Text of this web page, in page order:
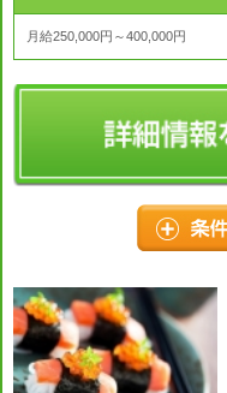
月給250,000円～400,000円